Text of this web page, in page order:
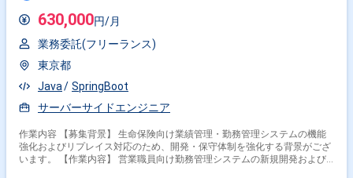
630,000円/月
業務委託(フリーランス)
東京都
Java
SpringBoot
サーバーサイドエンジニア
作業内容 【募集背景】 生命保険向け業績管理・勤務管理システムの機能
強化およびリプレイス対応のため、開発・保守体制を強化する背景がござ
います。 【作業内容】 営業職員向け勤務管理システムの新規開発および